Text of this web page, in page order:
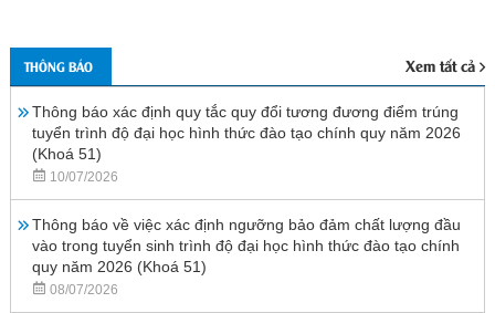
THÔNG BÁO Xem tất cả
Thông báo xác định quy tắc quy đổi tương đương điểm trúng
tuyển trình độ đại học hình thức đào tạo chính quy năm 2026
(Khoá 51)
10/07/2026
Thông báo về việc xác định ngưỡng bảo đảm chất lượng đầu
vào trong tuyển sinh trình độ đại học hình thức đào tạo chính
quy năm 2026 (Khoá 51)
08/07/2026